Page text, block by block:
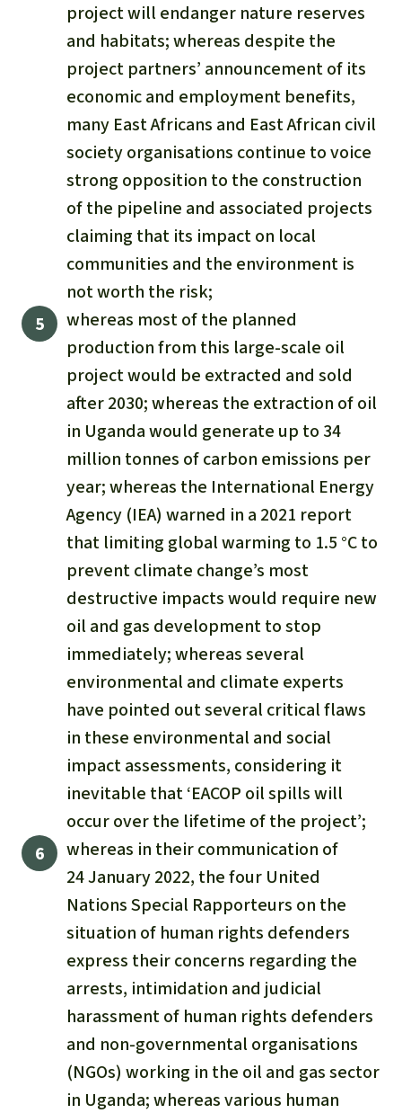
project will endanger nature reserves
and habitats; whereas despite the
project partners’ announcement of its
economic and employment benefits,
many East Africans and East African civil
society organisations continue to voice
strong opposition to the construction
of the pipeline and associated projects
claiming that its impact on local
communities and the environment is
not worth the risk;
whereas most of the planned
production from this large-scale oil
project would be extracted and sold
after 2030; whereas the extraction of oil
in Uganda would generate up to 34
million tonnes of carbon emissions per
year; whereas the International Energy
Agency (IEA) warned in a 2021 report
that limiting global warming to 1.5 °C to
prevent climate change’s most
destructive impacts would require new
oil and gas development to stop
immediately; whereas several
environmental and climate experts
have pointed out several critical flaws
in these environmental and social
impact assessments, considering it
inevitable that ‘EACOP oil spills will
occur over the lifetime of the project’;
whereas in their communication of
24 January 2022, the four United
Nations Special Rapporteurs on the
situation of human rights defenders
express their concerns regarding the
arrests, intimidation and judicial
harassment of human rights defenders
and non-governmental organisations
(NGOs) working in the oil and gas sector
in Uganda; whereas various human